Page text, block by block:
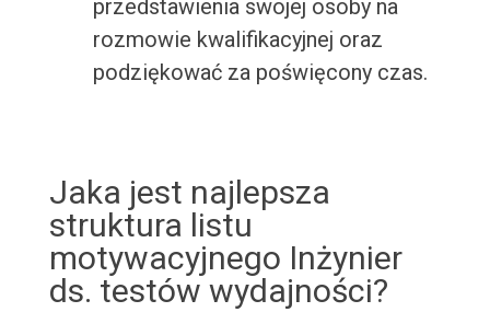
przedstawienia swojej osoby na
rozmowie kwalifikacyjnej oraz
podziękować za poświęcony czas.
Jaka jest najlepsza
struktura listu
motywacyjnego Inżynier
ds. testów wydajności?